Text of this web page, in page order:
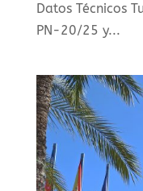
Datos Técnicos
PN-20/25 y...